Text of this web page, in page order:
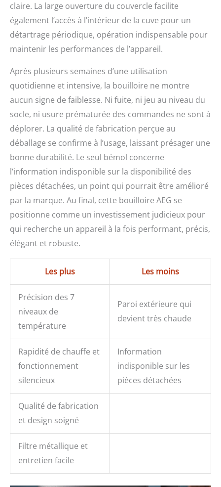
claire. La large ouverture du couvercle facilite
également l’accès à l’intérieur de la cuve pour un
détartrage périodique, opération indispensable pour
maintenir les performances de l’appareil.
Après plusieurs semaines d’une utilisation
quotidienne et intensive, la bouilloire ne montre
aucun signe de faiblesse. Ni fuite, ni jeu au niveau du
socle, ni usure prématurée des commandes ne sont à
déplorer. La qualité de fabrication perçue au
déballage se confirme à l’usage, laissant présager une
bonne durabilité. Le seul bémol concerne
l’information indisponible sur la disponibilité des
pièces détachées, un point qui pourrait être amélioré
par la marque. Au final, cette bouilloire AEG se
positionne comme un investissement judicieux pour
qui recherche un appareil à la fois performant, précis,
élégant et robuste.
Les plus Les moins
Précision des 7
niveaux de
température
Paroi extérieure qui
devient très chaude
Rapidité de chauffe et
fonctionnement
silencieux
Information
indisponible sur les
pièces détachées
Qualité de fabrication
et design soigné
Filtre métallique et
entretien facile